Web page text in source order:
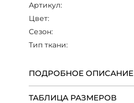
Артикул:
Цвет:
Сезон:
Тип ткани:
ПОДРОБНОЕ ОПИСАНИЕ
ТАБЛИЦА РАЗМЕРОВ